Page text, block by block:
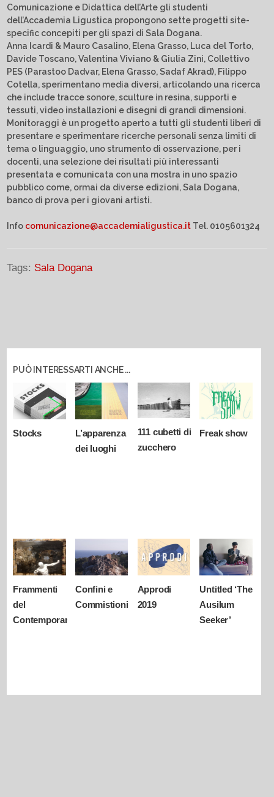
Comunicazione e Didattica dell’Arte gli studenti
dell’Accademia Ligustica propongono sette progetti site-
specific concepiti per gli spazi di Sala Dogana.
Anna Icardi & Mauro Casalino, Elena Grasso, Luca del Torto,
Davide Toscano, Valentina Viviano & Giulia Zini, Collettivo
PES (Parastoo Dadvar, Elena Grasso, Sadaf Akrad), Filippo
Cotella, sperimentano media diversi, articolando una ricerca
che include tracce sonore, sculture in resina, supporti e
tessuti, video installazioni e disegni di grandi dimensioni.
Monitoraggi è un progetto aperto a tutti gli studenti liberi di
presentare e sperimentare ricerche personali senza limiti di
tema o linguaggio, uno strumento di osservazione, per i
docenti, una selezione dei risultati più interessanti
presentata e comunicata con una mostra in uno spazio
pubblico come, ormai da diverse edizioni, Sala Dogana,
banco di prova per i giovani artisti.
Info comunicazione@accademialigustica.it Tel. 0105601324
Tags: Sala Dogana
PUÒ INTERESSARTI ANCHE ...
Stocks
L’apparenza
dei luoghi
111 cubetti di
zucchero
Freak show
Frammenti
del
Contemporaneo
Confini e
Commistioni
Approdi
2019
Untitled ‘The
Ausilum
Seeker’